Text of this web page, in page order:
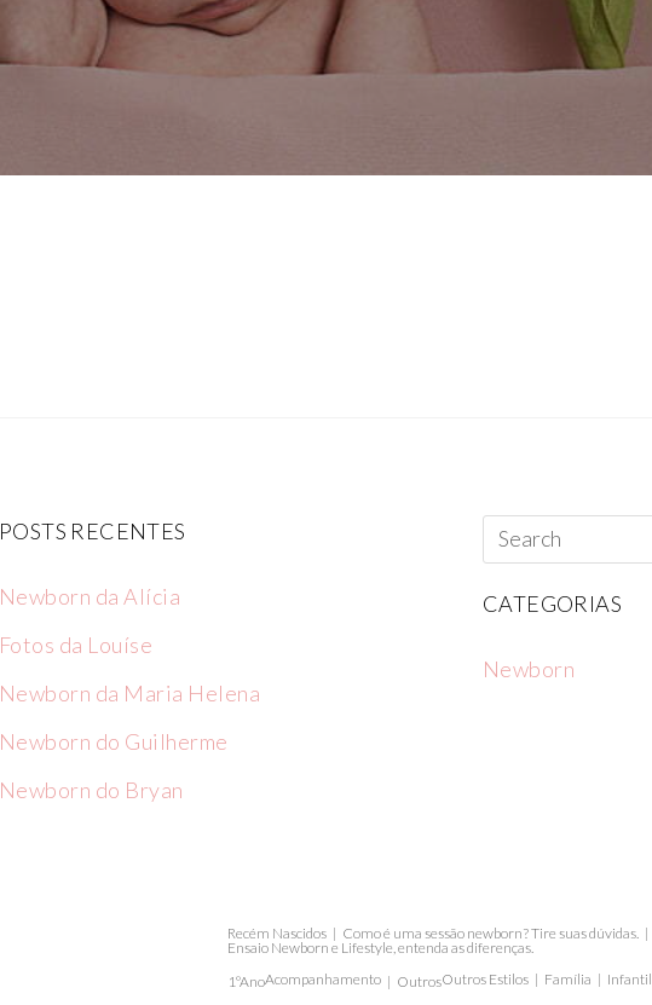
POSTS RECENTES
Newborn da Alícia
Fotos da Louíse
Newborn da Maria Helena
Newborn do Guilherme
Newborn do Bryan
CATEGORIAS
Newborn
Recém Nascidos
Como é uma sessão newborn? Tire suas dúvidas.
Ensaio Newborn e Lifestyle, entenda as diferenças.
1ºAnoAcompanhamento OutrosOutros Estilos Família Infantil